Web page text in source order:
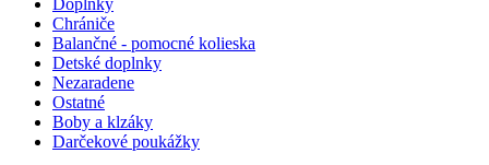
Doplnky
Chrániče
Balančné - pomocné kolieska
Detské doplnky
Nezaradene
Ostatné
Boby a klzáky
Darčekové poukážky